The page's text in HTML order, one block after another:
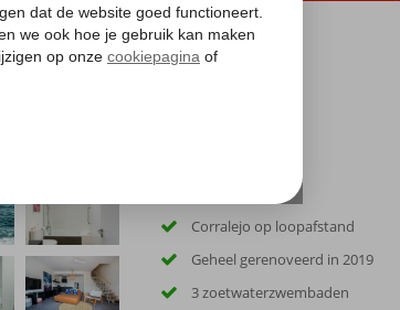
Corralejo op loopafstand
Geheel gerenoveerd in 2019
3 zoetwaterzwembaden